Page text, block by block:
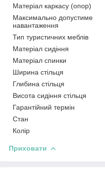
Матеріал каркасу (опор)
Максимально допустиме
навантаження
Тип туристичних меблів
Матеріал сидіння
Матеріал спинки
Ширина стільця
Глибина стільця
Висота сидіння стільця
Гарантійний термін
Стан
Колір
Приховати